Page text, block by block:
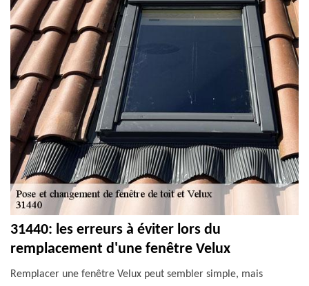
31440: les erreurs à éviter lors du
remplacement d'une fenêtre Velux
Remplacer une fenêtre Velux peut sembler simple, mais